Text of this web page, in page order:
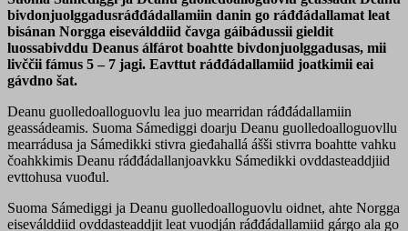
bivdonjuolggadusráđđádallamiin danin go ráđđádallamat leat
bisánan Norgga eiseválddiid čavga gáibádussii gieldit
luossabivddu Deanus álfárot boahtte bivdonjuolggadusas, mii
livččii fámus 5 – 7 jagi. Eavttut ráđđádallamiid joatkimii eai
gávdno šat.
Deanu guolledoalloguovlu lea juo mearridan ráđđádallamiin
geassádeamis. Suoma Sámediggi doarju Deanu guolledoalloguovllu
mearrádusa ja Sámedikki stivra gieđahallá ášši stivrra boahtte vahku
čoahkkimis Deanu ráđđádallanjoavkku Sámedikki ovddasteaddjiid
evttohusa vuođul.
Suoma Sámediggi ja Deanu guolledoalloguovlu oidnet, ahte Norgga
eiseválddiid ovddasteaddjit leat vuodján ráđđádallamiid gárgo ala go